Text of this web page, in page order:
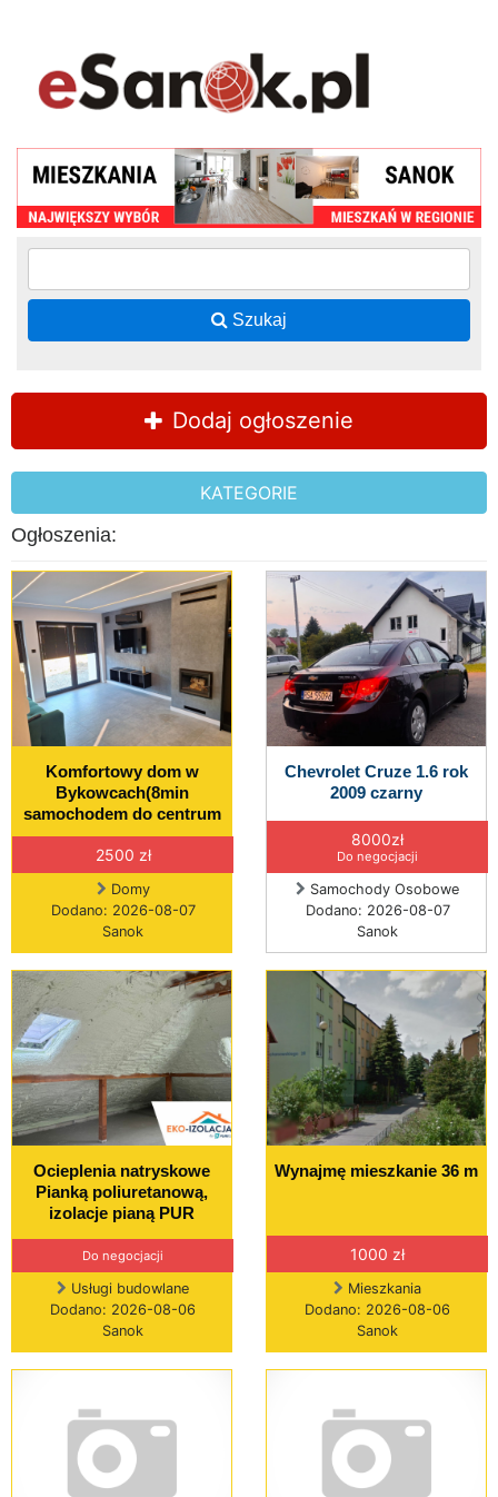
Szukaj
Dodaj ogłoszenie
KATEGORIE
Ogłoszenia:
Komfortowy dom w
Bykowcach(8min
samochodem do centrum
2500 zł
Domy
Dodano: 2026-08-07
Sanok
Chevrolet Cruze 1.6 rok
2009 czarny
8000zł
Do negocjacji
Samochody Osobowe
Dodano: 2026-08-07
Sanok
Ocieplenia natryskowe
Pianką poliuretanową,
izolacje pianą PUR
Do negocjacji
Usługi budowlane
Dodano: 2026-08-06
Sanok
Wynajmę mieszkanie 36 m
1000 zł
Mieszkania
Dodano: 2026-08-06
Sanok